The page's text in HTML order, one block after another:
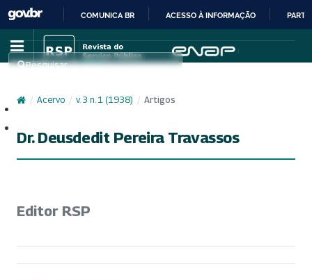
IR
PARA
CONTEÚDO
COMUNICA BR ACESSO À INFORMAÇÃO
Pesquisar
/ Acervo / v. 3 n. 1 (1938) / Artigos
Dr. Deusdedit Pereira Travassos
Editor RSP